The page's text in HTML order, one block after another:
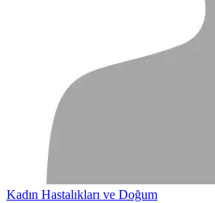
Kadın Hastalıkları ve Doğum